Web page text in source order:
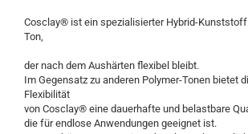
Cosclay® ist ein spezialisierter Hybrid-
Ton,
der nach dem Aushärten flexibel bleibt.
Im Gegensatz zu anderen Polymer-Tonen bietet
Flexibilität
von Cosclay® eine dauerhafte und belastbare
die für endlose Anwendungen geeignet ist.